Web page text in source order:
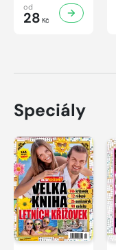
od
28 Kč
Speciály